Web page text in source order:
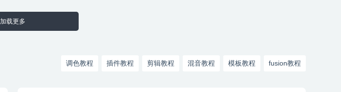
加载更多
调色教程 插件教程 剪辑教程 混音教程 模板教程 fusion教程